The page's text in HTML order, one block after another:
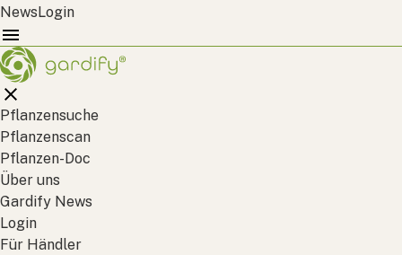
NewsLogin
Pflanzensuche
Pflanzenscan
Pflanzen-Doc
Über uns
Gardify News
Login
Für Händler